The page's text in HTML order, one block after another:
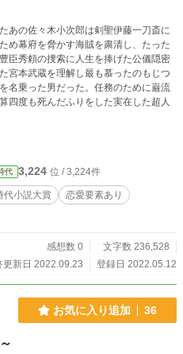
あの佐々木小次郎は剣聖伊藤一刀斎に
め幕府を脅かす海賊を粛清し、たった
臣秀頼の捜索に人生を捧げた公儀隠密
宮本武蔵を理解し最も慕ったのもじつ
名乗った男だった。任務のために巌流
四度も死んだふりをした実在した超人
代 3,224 位 / 3,224件
代小説大賞
恋愛要素あり
感想数 0
文字数 236,528
更新日 2022.09.23
登録日 2022.05.12
お気に入り追加 36